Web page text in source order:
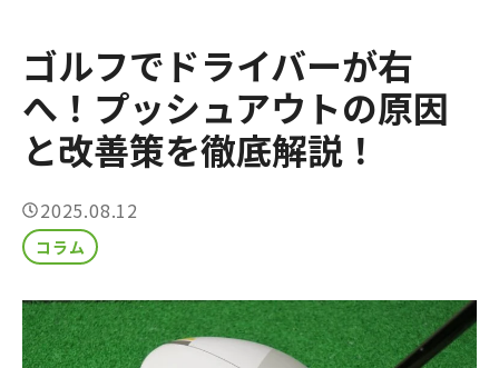
ゴルフでドライバーが右
へ！プッシュアウトの原因
と改善策を徹底解説！
2025.08.12
コラム